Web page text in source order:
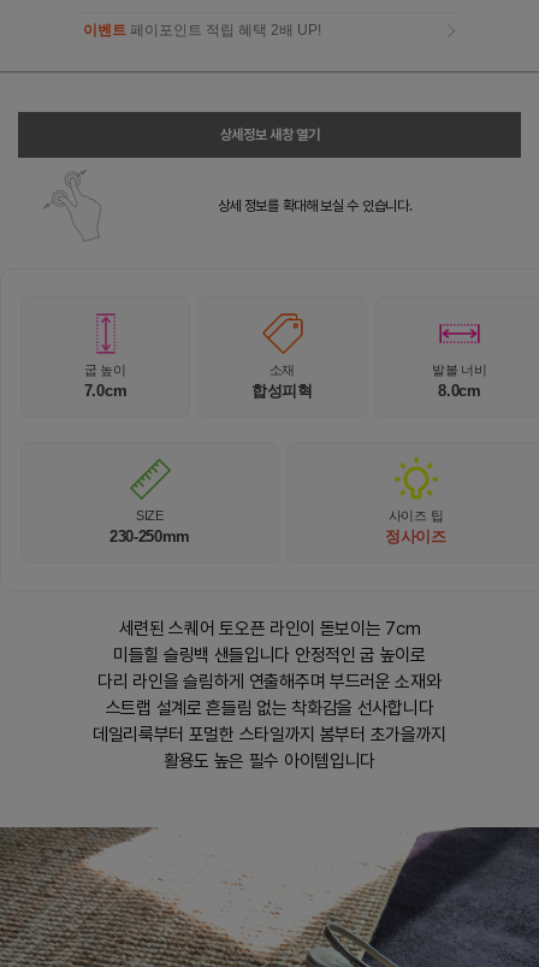
이벤트 페이포인트 적립 혜택 2배 UP!
이벤트페이포인트 적립 혜택 2배 UP!
상세정보 새창 열기
상세 정보를 확대해 보실 수 있습니다.
굽 높이
7.0cm
소재
합성피혁
발볼 너비
8.0cm
SIZE
230-250mm
사이즈 팁
정사이즈
세련된 스퀘어 토오픈 라인이 돋보이는 7cm
미들힐 슬링백 샌들입니다 안정적인 굽 높이로
다리 라인을 슬림하게 연출해주며 부드러운 소재와
스트랩 설계로 흔들림 없는 착화감을 선사합니다
데일리룩부터 포멀한 스타일까지 봄부터 초가을까지
활용도 높은 필수 아이템입니다